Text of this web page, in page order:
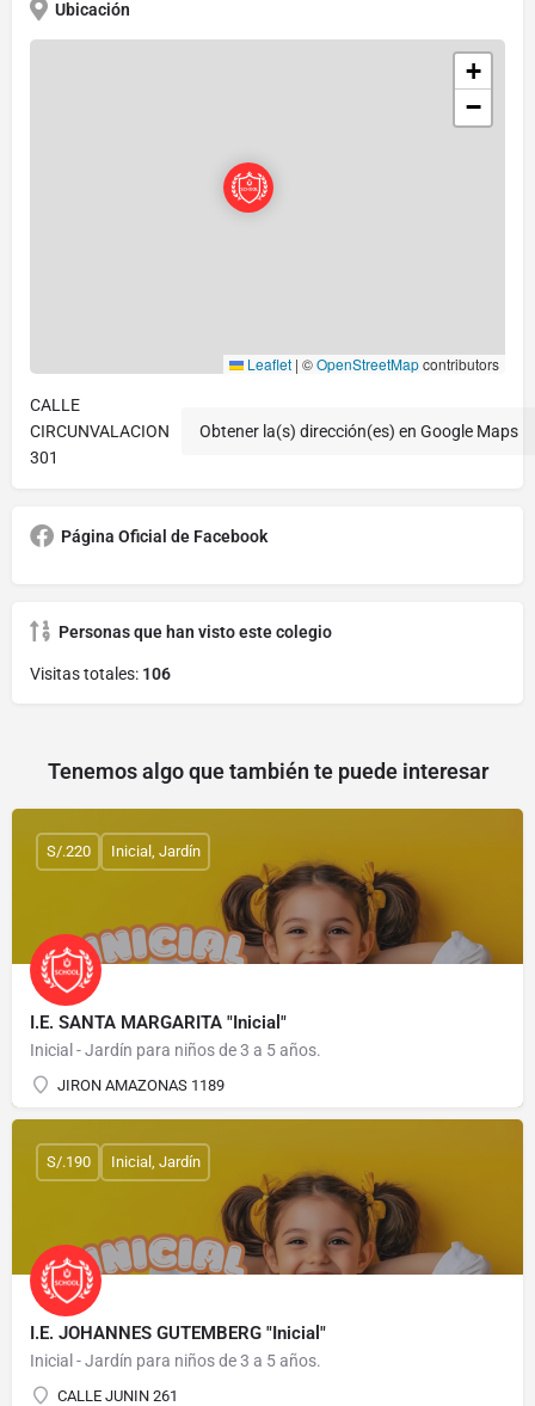
Ubicación
+
−
Leaflet | ©OpenStreetMapcontributors
CALLE
CIRCUNVALACION
301
Obtener la(s) dirección(es) en Google Maps
Página Oficial de Facebook
Personas que han visto este colegio
Visitas totales: 106
Tenemos algo que también te puede interesar
I.E. SANTA MARGARITA "Inicial"
Inicial - Jardín para niños de 3 a 5 años.
JIRON AMAZONAS 1189
S/.220 Inicial, Jardín
I.E. JOHANNES GUTEMBERG "Inicial"
Inicial - Jardín para niños de 3 a 5 años.
CALLE JUNIN 261
S/.190 Inicial, Jardín